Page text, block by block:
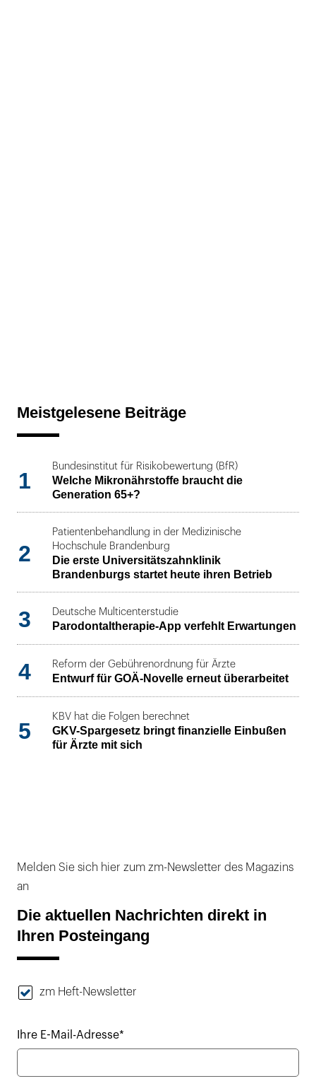
Meistgelesene Beiträge
1
Bundesinstitut für Risikobewertung (BfR)
Welche Mikronährstoffe braucht die
Generation 65+?
2
Patientenbehandlung in der Medizinische
Hochschule Brandenburg
Die erste Universitätszahnklinik
Brandenburgs startet heute ihren Betrieb
3 Deutsche Multicenterstudie
Parodontaltherapie-App verfehlt Erwartungen
4 Reform der Gebührenordnung für Ärzte
Entwurf für GOÄ-Novelle erneut überarbeitet
5
KBV hat die Folgen berechnet
GKV-Spargesetz bringt finanzielle Einbußen
für Ärzte mit sich
Melden Sie sich hier zum zm-Newsletter des Magazins
an
Die aktuellen Nachrichten direkt in
Ihren Posteingang
zm Heft-Newsletter
Ihre E-Mail-Adresse*